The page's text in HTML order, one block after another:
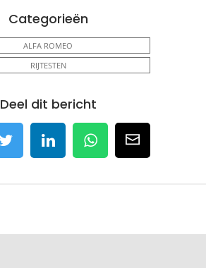
Categorieën
ALFA ROMEO
RIJTESTEN
Deel dit bericht